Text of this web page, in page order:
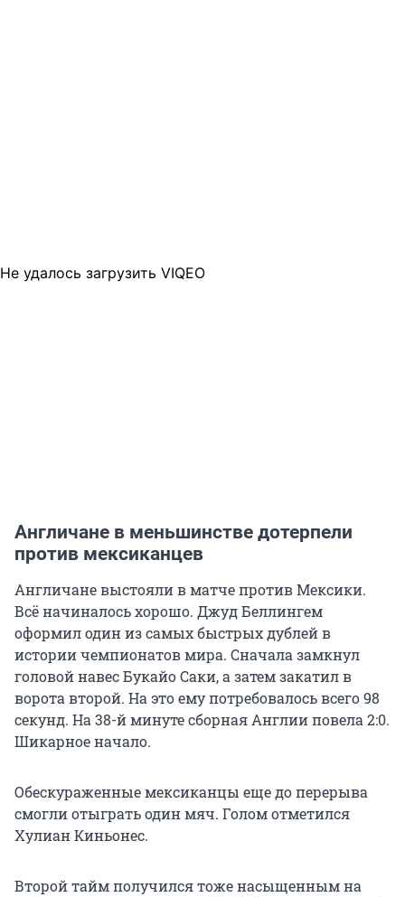
Не удалось загрузить VIQEO
Англичане в меньшинстве дотерпели
против мексиканцев
Англичане выстояли в матче против Мексики.
Всё начиналось хорошо. Джуд Беллингем
оформил один из самых быстрых дублей в
истории чемпионатов мира. Сначала замкнул
головой навес Букайо Саки, а затем закатил в
ворота второй. На это ему потребовалось всего 98
секунд. На 38-й минуте сборная Англии повела 2:0.
Шикарное начало.
Обескураженные мексиканцы еще до перерыва
смогли отыграть один мяч. Голом отметился
Хулиан Киньонес.
Второй тайм получился тоже насыщенным на